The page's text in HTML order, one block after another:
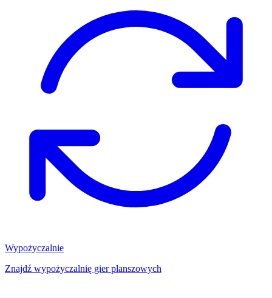
Wypożyczalnie
Znajdź wypożyczalnię gier planszowych